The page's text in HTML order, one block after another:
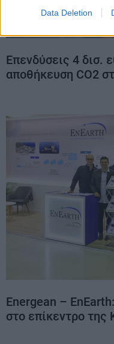
Data Deletion
Eπενδύσεις 4 δισ.
αποθήκευση CO2
Energean –
στο επίκεντρο της